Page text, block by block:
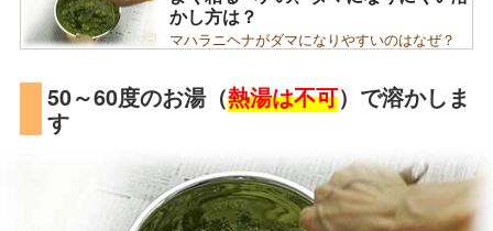
かし方は？
マハラニヘナがダマになりやすいのはなぜ？
50～60度のお湯（熱湯は不可）で溶かしま
す